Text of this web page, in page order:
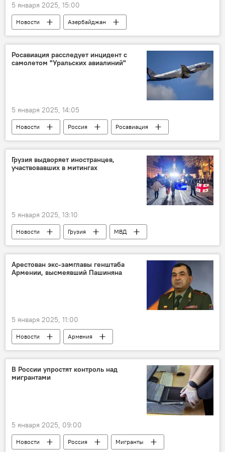
5 января 2025, 15:00
Новости
Азербайджан
Ильхам Алиев
православная община
Рождество Христово
Поздравление
Политика
Росавиация расследует инцидент с
самолетом "Уральских авиалиний"
5 января 2025, 14:05
Новости Россия
Росавиация
"Уральские авиалинии"
Самолет
Шарм-эш-Шейх
Египет
Инцидент
Двигатель
техническая неисправность
Расследование
Грузия выдворяет иностранцев,
участвовавших в митингах
5 января 2025, 13:10
Новости Грузия
МВД
Акции протеста
Иностранцы
Выдворение
Депортация
Азербайджан
Тбилиси
Арестован экс-замглавы генштаба
Армении, высмеявший Пашиняна
5 января 2025, 11:00
Новости
Армения
экс-замглавы генштаба ВС Армении Тиран Хачатрян
Ереван
Суд
Арест
Карабах
Война
Лишение свободы
В России упростят контроль над
мигрантами
5 января 2025, 09:00
Новости Россия
Мигранты